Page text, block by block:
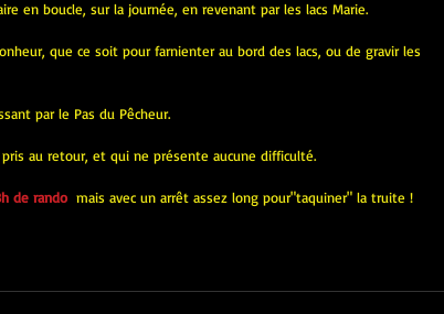
en boucle, sur la journée, en revenant par les lacs Marie.
que ce soit pour farnienter au bord des lacs, ou de gravir les
par le Pas du Pêcheur.
au retour, et qui ne présente aucune difficulté.
de rando
  mais avec un arrêt assez long pour"taquiner" la truite !